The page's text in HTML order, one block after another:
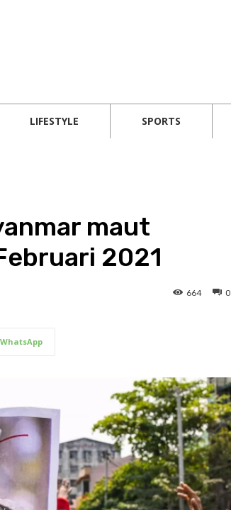
LIFESTYLE SPORTS
maut
2021
0
664
WhatsApp